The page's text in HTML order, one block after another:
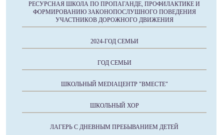
РЕСУРСНАЯ ШКОЛА ПО ПРОПАГАНДЕ, ПРОФИЛАКТИКЕ И
ФОРМИРОВАНИЮ ЗАКОНОПОСЛУШНОГО ПОВЕДЕНИЯ
УЧАСТНИКОВ ДОРОЖНОГО ДВИЖЕНИЯ
2024-ГОД СЕМЬИ
ГОД СЕМЬИ
ШКОЛЬНЫЙ MEDIAЦЕНТР "ВМЕСТЕ"
ШКОЛЬНЫЙ ХОР
ЛАГЕРЬ С ДНЕВНЫМ ПРЕБЫВАНИЕМ ДЕТЕЙ